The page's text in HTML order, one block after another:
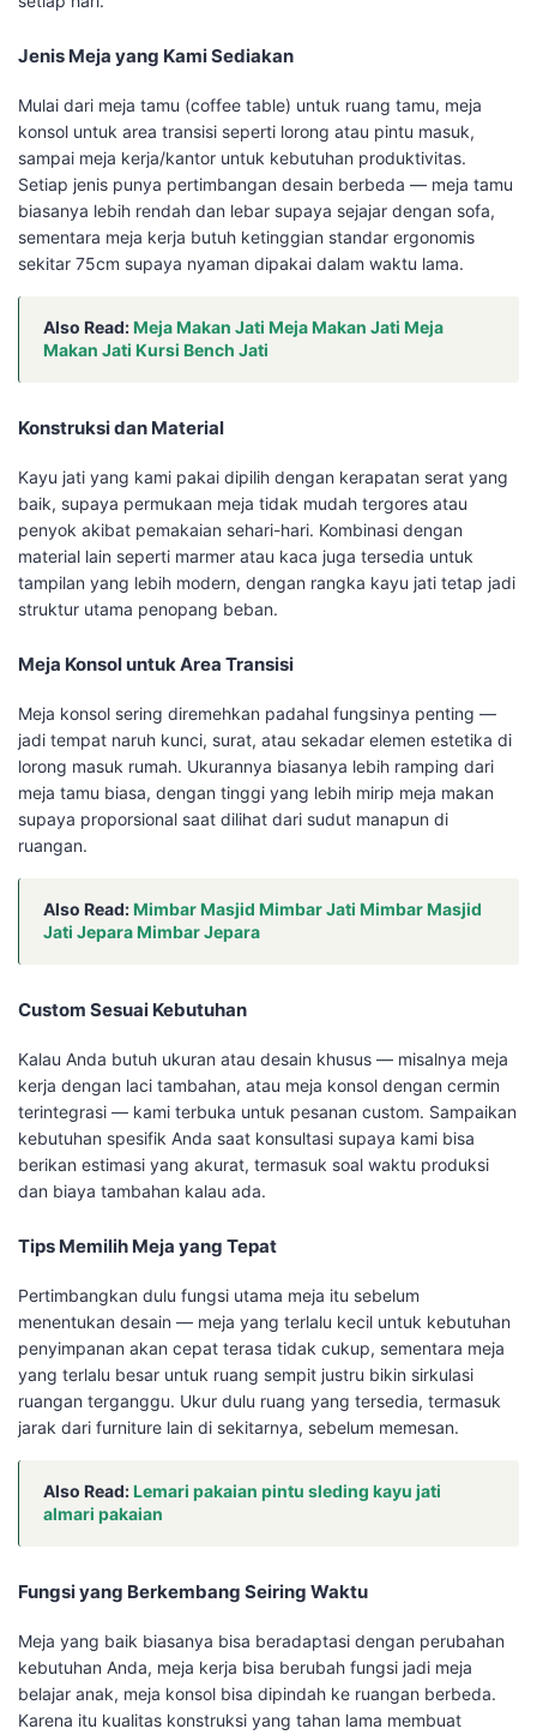
Jenis Meja yang Kami Sediakan
Mulai dari meja tamu (coffee table) untuk ruang tamu, meja
konsol untuk area transisi seperti lorong atau pintu masuk,
sampai meja kerja/kantor untuk kebutuhan produktivitas.
Setiap jenis punya pertimbangan desain berbeda — meja tamu
biasanya lebih rendah dan lebar supaya sejajar dengan sofa,
sementara meja kerja butuh ketinggian standar ergonomis
sekitar 75cm supaya nyaman dipakai dalam waktu lama.
Also Read:Meja Makan Jati Meja Makan Jati Meja
Makan Jati Kursi Bench Jati
Konstruksi dan Material
Kayu jati yang kami pakai dipilih dengan kerapatan serat yang
baik, supaya permukaan meja tidak mudah tergores atau
penyok akibat pemakaian sehari-hari. Kombinasi dengan
material lain seperti marmer atau kaca juga tersedia untuk
tampilan yang lebih modern, dengan rangka kayu jati tetap jadi
struktur utama penopang beban.
Meja Konsol untuk Area Transisi
Meja konsol sering diremehkan padahal fungsinya penting —
jadi tempat naruh kunci, surat, atau sekadar elemen estetika di
lorong masuk rumah. Ukurannya biasanya lebih ramping dari
meja tamu biasa, dengan tinggi yang lebih mirip meja makan
supaya proporsional saat dilihat dari sudut manapun di
ruangan.
Also Read:Mimbar Masjid Mimbar Jati Mimbar Masjid
Jati Jepara Mimbar Jepara
Custom Sesuai Kebutuhan
Kalau Anda butuh ukuran atau desain khusus — misalnya meja
kerja dengan laci tambahan, atau meja konsol dengan cermin
terintegrasi — kami terbuka untuk pesanan custom. Sampaikan
kebutuhan spesifik Anda saat konsultasi supaya kami bisa
berikan estimasi yang akurat, termasuk soal waktu produksi
dan biaya tambahan kalau ada.
Tips Memilih Meja yang Tepat
Pertimbangkan dulu fungsi utama meja itu sebelum
menentukan desain — meja yang terlalu kecil untuk kebutuhan
penyimpanan akan cepat terasa tidak cukup, sementara meja
yang terlalu besar untuk ruang sempit justru bikin sirkulasi
ruangan terganggu. Ukur dulu ruang yang tersedia, termasuk
jarak dari furniture lain di sekitarnya, sebelum memesan.
Also Read:Lemari pakaian pintu sleding kayu jati
almari pakaian
Fungsi yang Berkembang Seiring Waktu
Meja yang baik biasanya bisa beradaptasi dengan perubahan
kebutuhan Anda, meja kerja bisa berubah fungsi jadi meja
belajar anak, meja konsol bisa dipindah ke ruangan berbeda.
Karena itu kualitas konstruksi yang tahan lama membuat